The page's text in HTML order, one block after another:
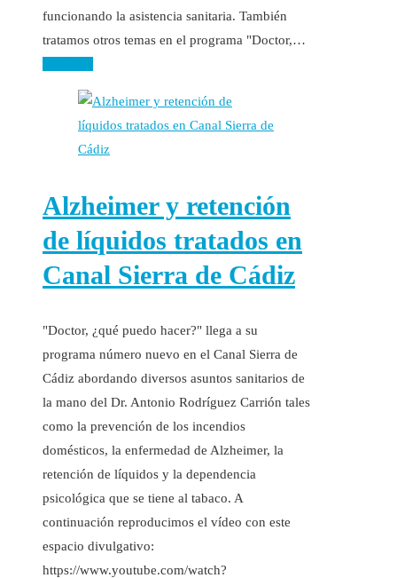
funcionando la asistencia sanitaria. También
tratamos otros temas en el programa "Doctor,…
Alzheimer y retención
de líquidos tratados en
Canal Sierra de Cádiz
"Doctor, ¿qué puedo hacer?" llega a su
programa número nuevo en el Canal Sierra de
Cádiz abordando diversos asuntos sanitarios de
la mano del Dr. Antonio Rodríguez Carrión tales
como la prevención de los incendios
domésticos, la enfermedad de Alzheimer, la
retención de líquidos y la dependencia
psicológica que se tiene al tabaco. A
continuación reproducimos el vídeo con este
espacio divulgativo:
https://www.youtube.com/watch?